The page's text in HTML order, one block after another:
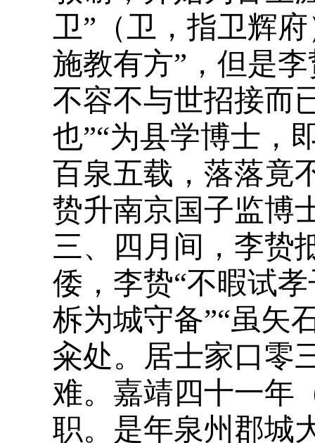
卫”（卫，指卫辉
施教有方”，但是
不容不与世招接而
也”“为县学博士，
百泉五载，落落竟
贽升南京国子监博
三、四月间，李贽
倭，李贽“不暇试
柝为城守备”“虽矢
籴处。居士家口零
难。嘉靖四十一年
职。是年泉州郡城